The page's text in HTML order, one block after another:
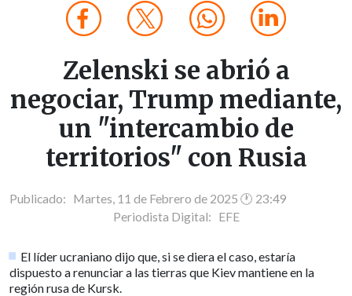
Zelenski se abrió a
negociar, Trump mediante,
un "intercambio de
territorios" con Rusia
Publicado: Martes, 11 de Febrero de 2025 🕐 23:49
Periodista Digital: EFE
El líder ucraniano dijo que, si se diera el caso, estaría
dispuesto a renunciar a las tierras que Kiev mantiene en la
región rusa de Kursk.